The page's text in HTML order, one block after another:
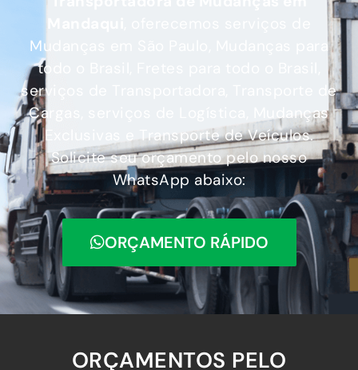
Mudanças em São Paulo, Mudanças para
todo o Brasil, Fretes para todo o Brasil,
serviços de Transportadora, Transporte de
Cargas, serviços de Logística, Mudanças
Exclusivas e Transporte de Veículos.
Solicite seu orçamento pelo nosso
WhatsApp abaixo:
ORÇAMENTO RÁPIDO
ORÇAMENTOS PELO